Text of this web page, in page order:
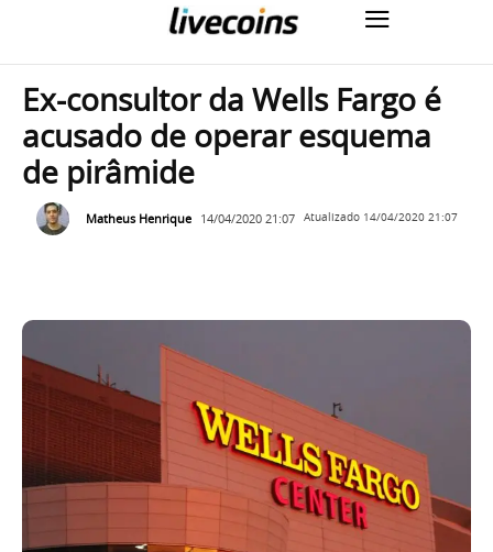
Ex-consultor da Wells Fargo é
acusado de operar esquema
de pirâmide
Matheus Henrique 14/04/2020 21:07 Atualizado 14/04/2020 21:07